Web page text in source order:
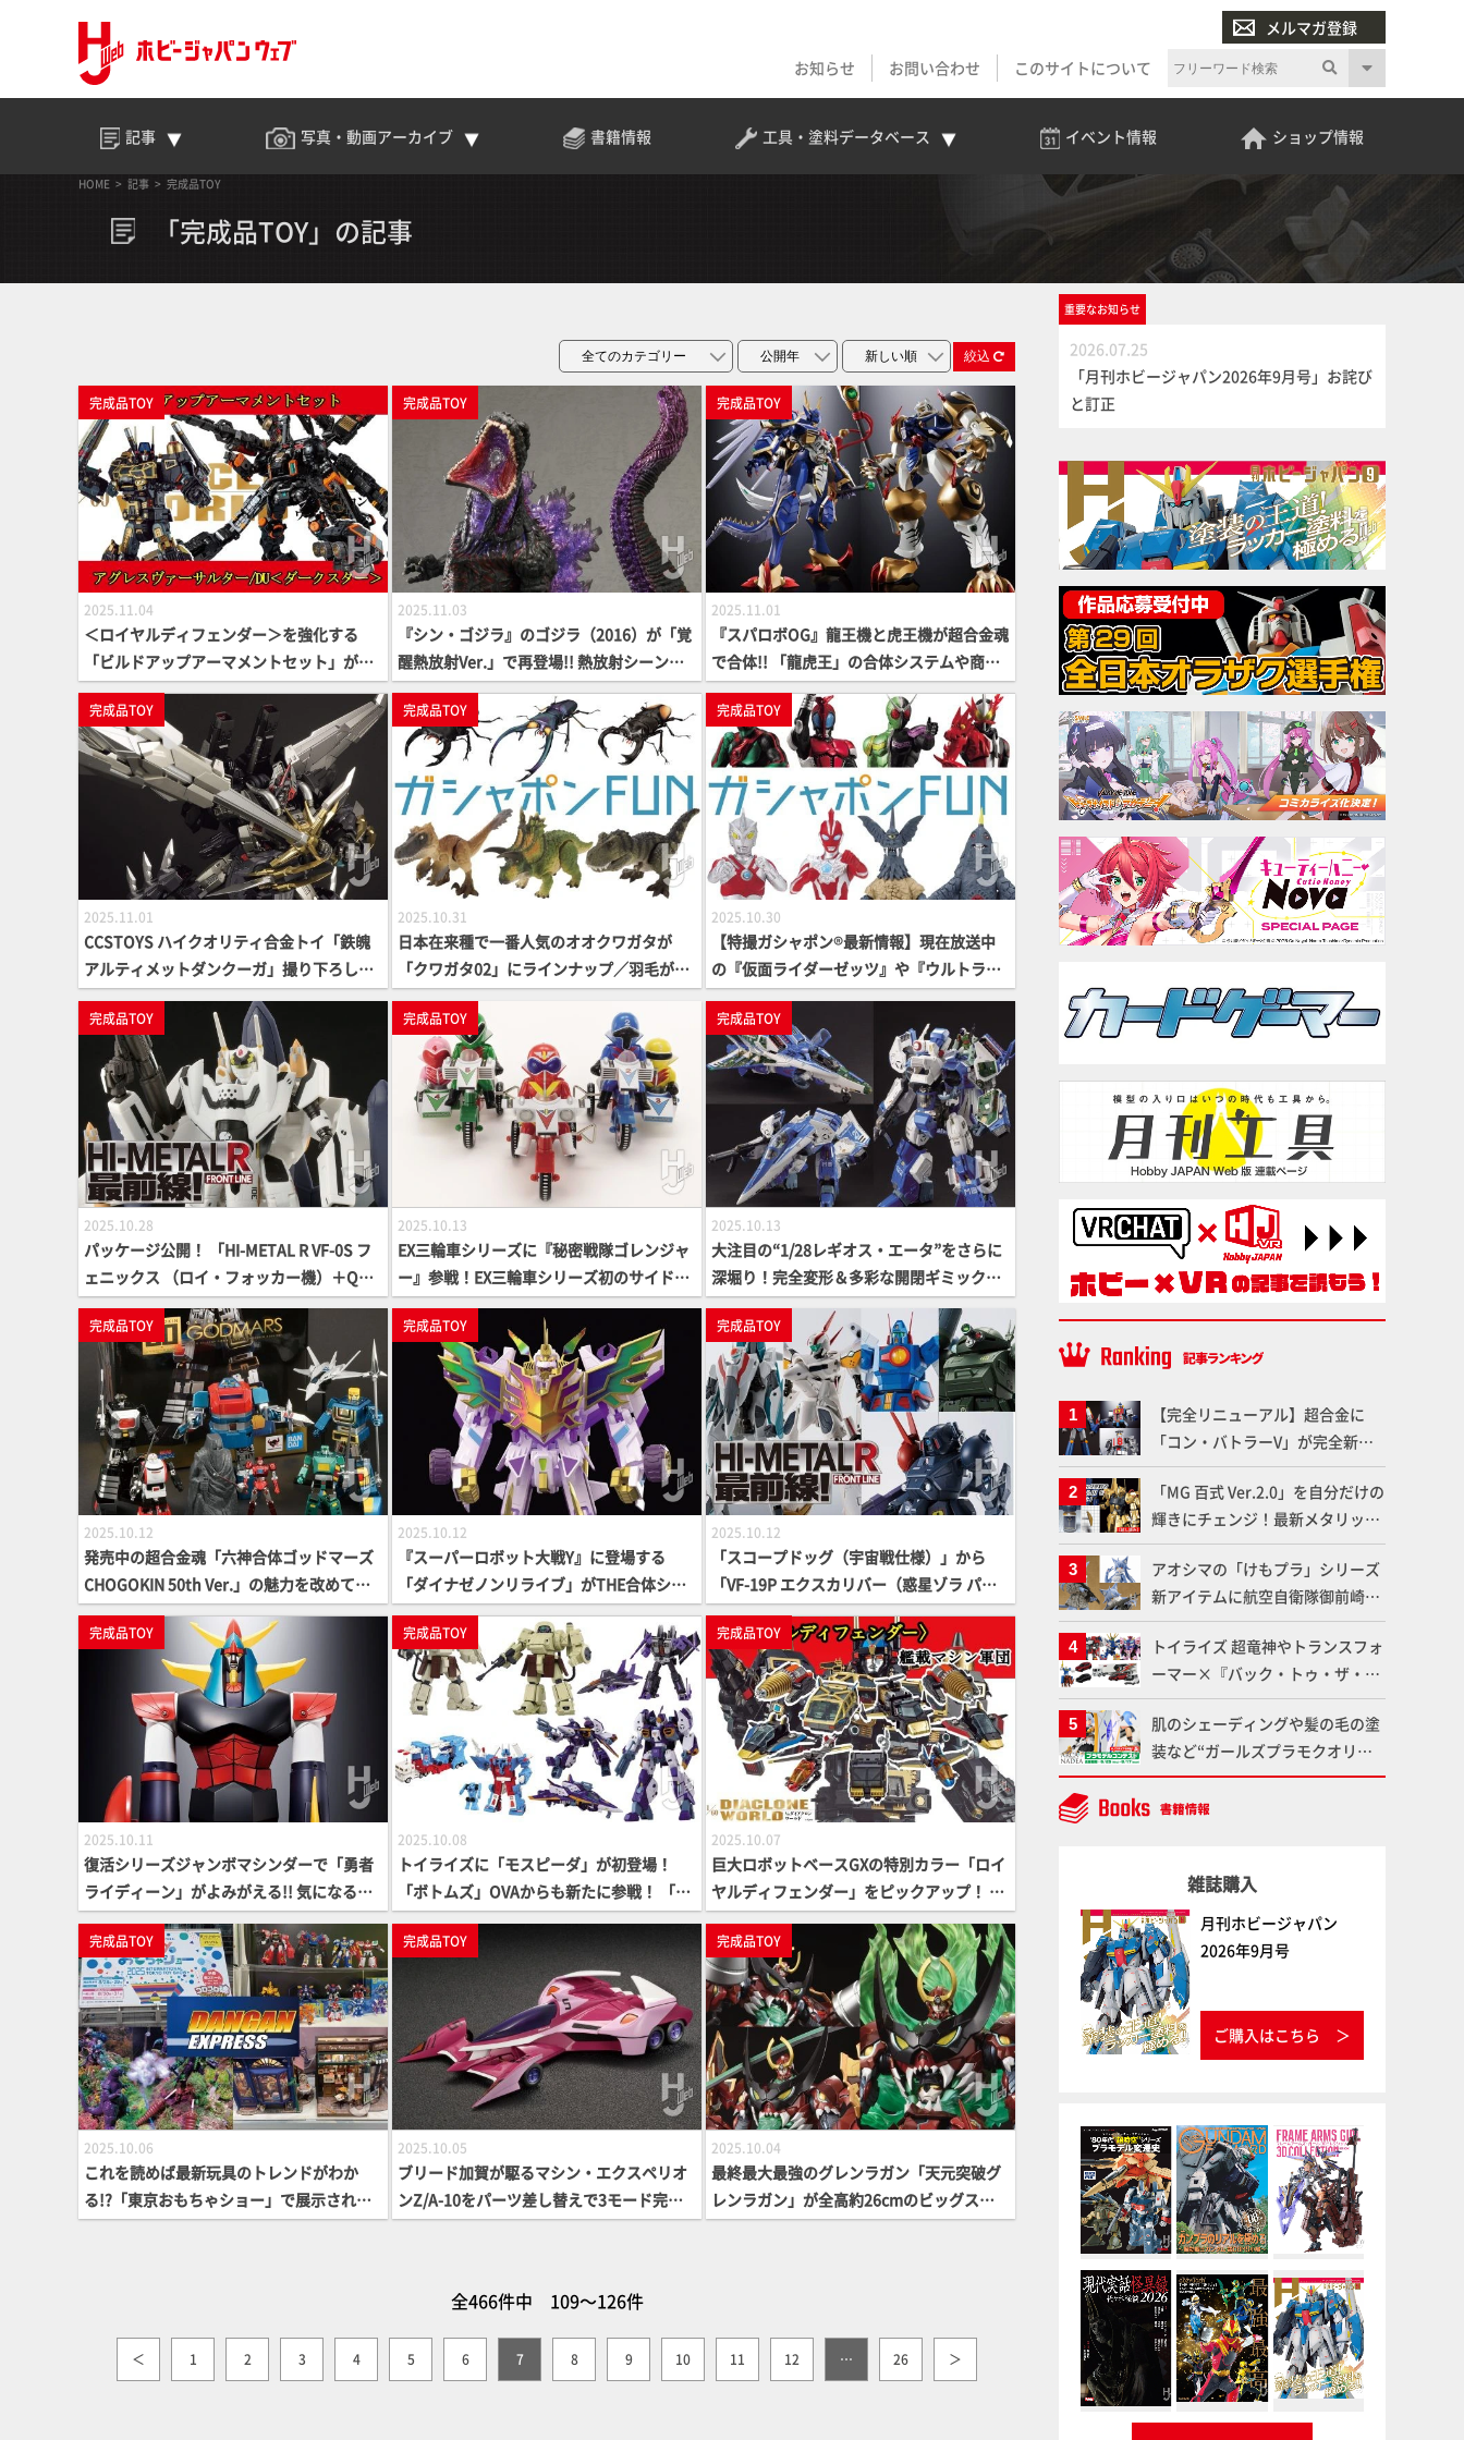
メルマガ登録
お知らせ
お問い合わせ このサイトについて
記事 写真・動画アーカイブ 書籍情報 工具・塗料データベース イベント情報 ショップ情報
HOME 記事 完成品TOY
「完成品TOY」の記事
絞込
完成品TOY
2025.11.04
＜ロイヤルディフェンダー＞を強化する
「ビルドアップアーマメントセット」が登
場！ さらに新戦力「アグレスヴァーサルタ
ー/DU＜ダークスター＞」の仕様もお届け!!
【ダイアクロン】
完成品TOY
2025.11.03
『シン・ゴジラ』のゴジラ（2016）が「覚
醒熱放射Ver.」で再登場!! 熱放射シーンを
イメージした紫の彩色に、新造形の下アゴ
が割れた頭部が付属。禍々しさを増しての
凱旋だ。
完成品TOY
2025.11.01
『スパロボOG』龍王機と虎王機が超合金魂
で合体!! 「龍虎王」の合体システムや商品
仕様をテストショットでじっくりとお届
け！ 【超合金の魂】
完成品TOY
2025.11.01
CCSTOYS ハイクオリティ合金トイ「鉄魄
アルティメットダンクーガ」撮り下ろし！
迫力の大型サイズに可動や発光など豊富な
ギミックを搭載
完成品TOY
2025.10.31
日本在来種で一番人気のオオクワガタが
「クワガタ02」にラインナップ／羽毛が生
えた「ヴェロキラプトル」などのデフォル
メの恐竜も「いきもの大図鑑」に仲間入り
【ガシャポン®最新情報】
完成品TOY
2025.10.30
【特撮ガシャポン®最新情報】現在放送中
の『仮面ライダーゼッツ』や『ウルトラマ
ンオメガ』がHGシリーズに参戦!!
完成品TOY
2025.10.28
パッケージ公開！ 「HI-METAL R VF-0S フ
ェニックス （ロイ・フォッカー機）＋QF-2
200D-B ゴースト」特攻突撃仕様やセット
内容をお届け!!【マクロスゼロ】
完成品TOY
2025.10.13
EX三輪車シリーズに『秘密戦隊ゴレンジャ
ー』参戦！EX三輪車シリーズ初のサイドカ
ー造形にも注目／11月開催「スーフェス名
古屋3」の情報もチェック！
完成品TOY
2025.10.13
大注目の“1/28レギオス・エータ”をさらに
深堀り！完全変形＆多彩な開閉ギミックの
ハイエンドフィギュアをチェックしよう
【POSE＋メタルシリーズ】
完成品TOY
2025.10.12
発売中の超合金魂「六神合体ゴッドマーズ
CHOGOKIN 50th Ver.」の魅力を改めてお
届け！ 特徴的な仕様やパッケージをご覧あ
れ！【超合金の魂】
完成品TOY
2025.10.12
『スーパーロボット大戦Y』に登場する
「ダイナゼノンリライブ」がTHE合体シリ
ーズで早くも商品化！白基調のボディ、ホ
ログラムの色彩表現など、新たな魅力に満
ちた“新生竜人”が解き放たれる！【SSSS.
DYNAZENON】
完成品TOY
2025.10.12
「スコープドッグ（宇宙戦仕様）」から
「VF-19P エクスカリバー（惑星ゾラ パト
ロール隊仕様）」まで！ 2025年上半期の
「HI-METAL R」シリーズを振り返る
完成品TOY
2025.10.11
復活シリーズジャンボマシンダーで「勇者
ライディーン」がよみがえる!! 気になる仕
様やアップデートされた武器＆ギミックを
ご紹介！【超合金の魂】
完成品TOY
2025.10.08
トイライズに「モスピーダ」が初登場！
「ボトムズ」OVAからも新たに参戦！ 「ト
ランスフォーマー」や可動合金フィギュア
の「エヴァ」新製品もラインナップ【フィ
ギュア最新情報】
完成品TOY
2025.10.07
巨大ロボットベースGXの特別カラー「ロイ
ヤルディフェンダー」をピックアップ！ サ
ポート艦載マシンと連動ギミックもお届
け!!【ダイアクロン】
完成品TOY
2025.10.06
これを読めば最新玩具のトレンドがわか
る!?「東京おもちゃショー」で展示されて
いた気になるアイテムを生粋の玩具コレク
完成品TOY
2025.10.05
ブリード加賀が駆るマシン・エクスペリオ
ンZ/A-10をパーツ差し替えで3モード完全
再現！／スーパーアスラーダ01など「ヴァ
完成品TOY
2025.10.04
最終最大最強のグレンラガン「天元突破グ
レンラガン」が全高約26cmのビッグスケ
ールで合金アクションフィギュアに登場！
全466件中 109～126件
＜ 1 2 3 4 5 6 7 8 9 10 11 12 … 26 ＞
重要なお知らせ
2026.07.25
「月刊ホビージャパン2026年9月号」お詫び
と訂正
【完全リニューアル】超合金に
「コン・バトラーV」が完全新規
造形で登場！気になる仕様を試作
品の撮り下ろしでご紹介!!さらに
「大鉄人17」＆「ワンエイト」セ
ット情報もお届け！【超合金の
魂】
「MG 百式 Ver.2.0」を自分だけの
輝きにチェンジ！最新メタリック
塗料を使ってより金属感を増した
仕上がりに!!【試し読み】
アオシマの「けもプラ」シリーズ
新アイテムに航空自衛隊御前崎分
屯基地の公式キャラクターとして
誕生した「おまねこ」が着任！け
もプラ公式サイト限定版と通常版
の2ラインで発売！
トイライズ 超竜神やトランスフォ
ーマー×『バック・トゥ・ザ・フ
ューチャー』コラボアイテムな
ど、タカラトミーの注目アイテム
をチェック!!【タカラトミー
NEWITEM】
肌のシェーディングや髪の毛の塗
装など“ガールズプラモクオリテ
ィアップ術”で仕上げる！カスタ
ム作例「白騎士ソフィエラ」が完
11:59まで応募受付中】
雑誌購入
月刊ホビージャパン
2026年9月号
ご購入はこちら